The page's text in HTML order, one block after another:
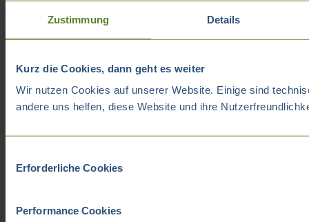
Zustimmung Details
Kurz die Cookies, dann geht es weiter
Wir nutzen Cookies auf unserer Website. Einige sind
andere uns helfen, diese Website und ihre
Erforderliche Cookies
Performance Cookies